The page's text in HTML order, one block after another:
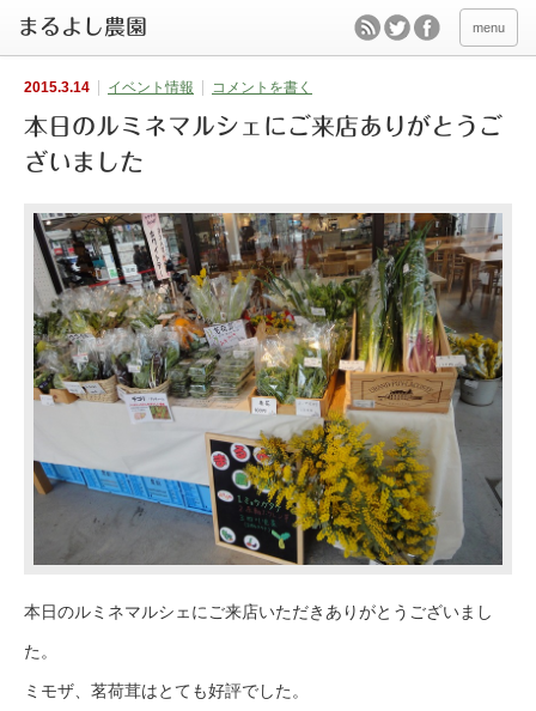
menu
2015.3.14 イベント情報 コメントを書く
本日のルミネマルシェにご来店ありがとうご
ざいました
本日のルミネマルシェにご来店いただきありがとうございまし
た。
ミモザ、茗荷茸はとても好評でした。